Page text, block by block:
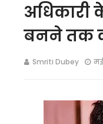
अधिकारी
बनने तक
Smriti Dubey